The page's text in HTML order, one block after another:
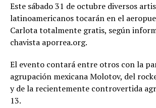
Este sábado 31 de octubre diversos
latinoamericanos tocarán en el
Carlota totalmente gratis, según
chavista aporrea.org.
El evento contará entre otros con la
agrupación mexicana Molotov, del
y de la recientemente controvertida
13.